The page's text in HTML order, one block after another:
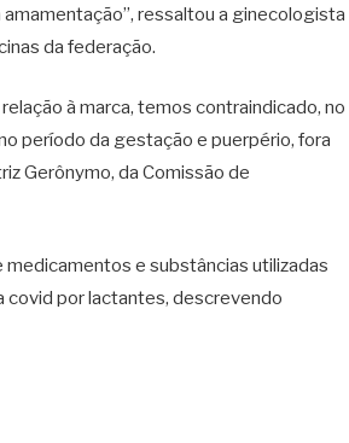
ressaltou a ginecologista
da federação.
à marca, temos contraindicado, no
período da gestação e puerpério, fora
Gerônymo, da Comissão de
e substâncias utilizadas
covid por lactantes, descrevendo